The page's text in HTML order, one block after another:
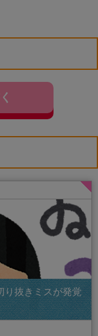
り抜きミスが発覚